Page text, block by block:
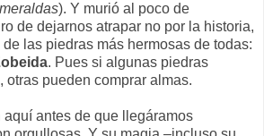
). Y murió al poco de
de dejarnos atrapar no por la historia,
las piedras más hermosas de todas:
. Pues si algunas piedras
otras pueden comprar almas.
aquí antes de que llegáramos